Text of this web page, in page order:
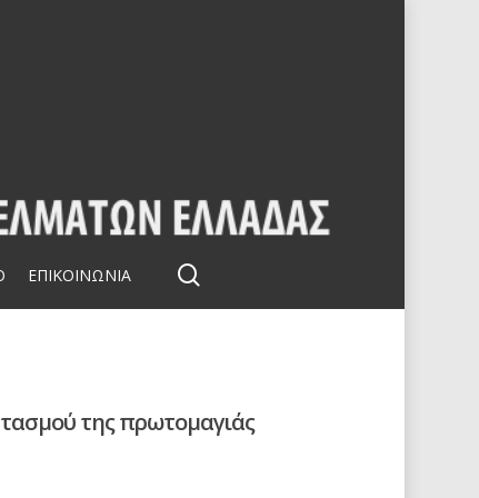
ΕΠΙΚΟΙΝΩΝΙΑ
της πρωτομαγιάς